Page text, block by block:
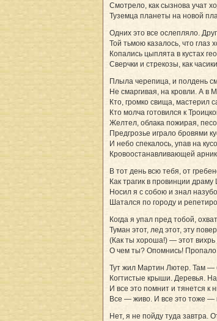
Смотрело, как сызнова учат
Туземца планеты на новой
Одних это все ослепляло.
Той тьмою казалось, что глаз
Копались цыплята в кустах
Сверчки и стрекозы, как
Плыла черепица, и полдень
Не смаргивая, на кровли. А в
Кто, громко свища, мастерил
Кто молча готовился к
Желтел, облака пожирая,
Предгрозье играло бровями
И небо спекалось, упав на
Кровоостанавливающей
В тот день всю тебя, от
Как трагик в провинции драму
Носил я с собою и знал
Шатался по городу и
Когда я упал пред тобой,
Туман этот, лед этот, эту
(Как ты хороша!) — этот вихрь
О чем ты? Опомнись! Пропало.
Тут жил Мартин Лютер. Там —
Когтистые крыши. Деревья.
И все это помнит и тянется к
Все — живо. И все это тоже —
Нет, я не пойду туда завтра.